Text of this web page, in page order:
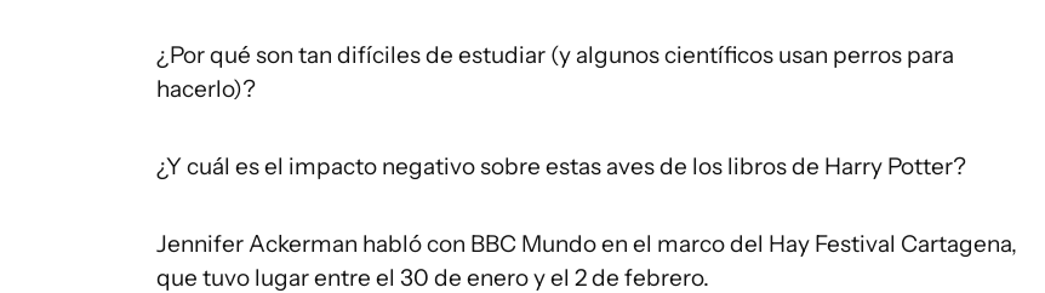
¿Por qué son tan difíciles de estudiar (y algunos científicos usan perros para
hacerlo)?
¿Y cuál es el impacto negativo sobre estas aves de los libros de Harry Potter?
Jennifer Ackerman habló con BBC Mundo en el marco del Hay Festival Cartagena,
que tuvo lugar entre el 30 de enero y el 2 de febrero.